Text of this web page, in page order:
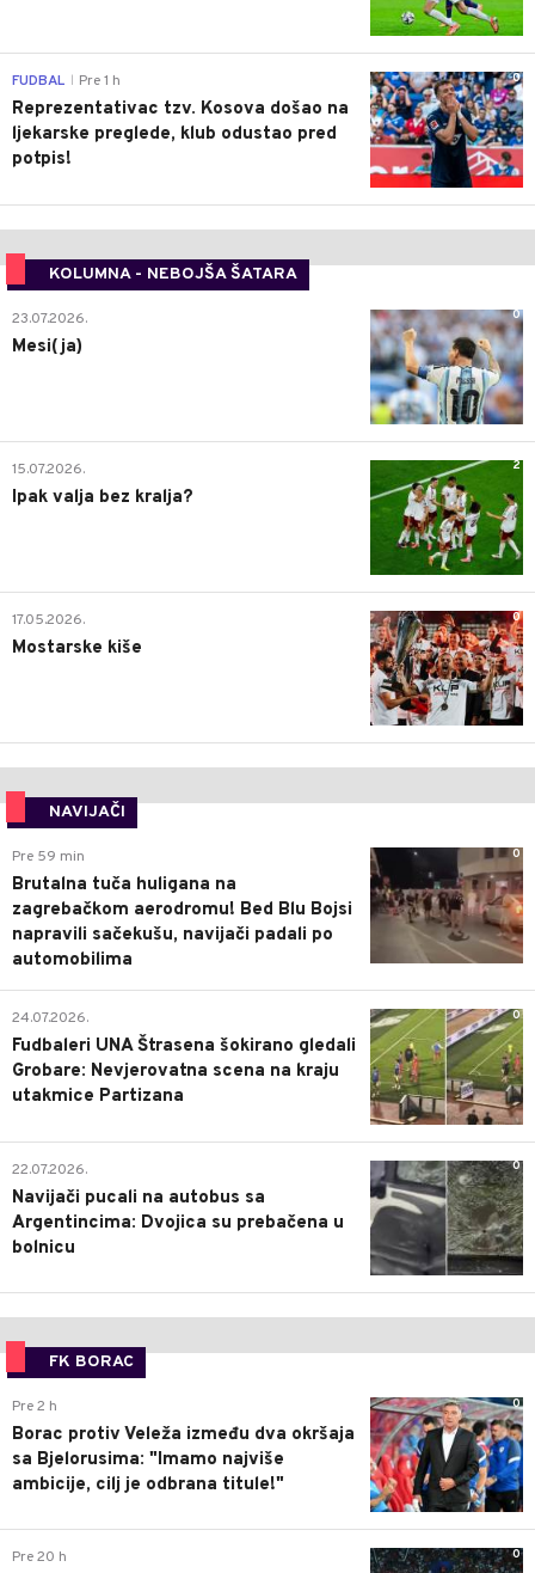
0
FUDBAL Pre 1 h
Reprezentativac tzv. Kosova došao na
ljekarske preglede, klub odustao pred
potpis!
KOLUMNA - NEBOJŠA ŠATARA
0
23.07.2026.
Mesi(ja)
2
15.07.2026.
Ipak valja bez kralja?
0
17.05.2026.
Mostarske kiše
NAVIJAČI
0
Pre 59 min
Brutalna tuča huligana na
zagrebačkom aerodromu! Bed Blu Bojsi
napravili sačekušu, navijači padali po
automobilima
0
24.07.2026.
Fudbaleri UNA Štrasena šokirano gledali
Grobare: Nevjerovatna scena na kraju
utakmice Partizana
0
22.07.2026.
Navijači pucali na autobus sa
Argentincima: Dvojica su prebačena u
bolnicu
FK BORAC
0
Pre 2 h
Borac protiv Veleža između dva okršaja
sa Bjelorusima: "Imamo najviše
ambicije, cilj je odbrana titule!"
0
Pre 20 h